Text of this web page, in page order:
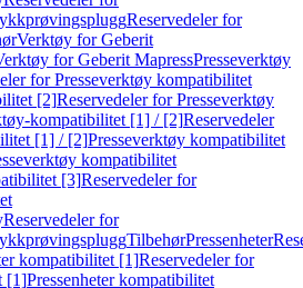
Reservedeler for
Verktøy for Geberit
for Geberit MapressPresseverktøy
for Presseverktøy kompatibilitet
[2]Reservedeler for Presseverktøy
kompatibilitet [1] / [2]Reservedeler
[1] / [2]Presseverktøy kompatibilitet
kompatibilitet
[3]Reservedeler for
Reservedeler for
TilbehørPressenheter
kompatibilitet [1]Reservedeler for
[1]Pressenheter kompatibilitet